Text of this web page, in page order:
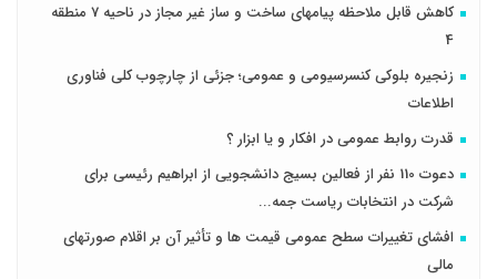
کاهش قابل ملاحظه پیامهای ساخت و ساز غیر مجاز در ناحیه 7 منطقه
4
زنجیره بلوکی کنسرسیومی و عمومی؛ جزئی از چارچوب کلی فناوری
اطلاعات
قدرت روابط عمومی در افکار و یا ابزار ؟
دعوت 110 نفر از فعالین بسیج دانشجویی از ابراهیم رئیسی برای
شرکت در انتخابات ریاست جمه...
افشای تغییرات سطح عمومی قیمت ها و تأثیر آن بر اقلام صورتهای
مالی